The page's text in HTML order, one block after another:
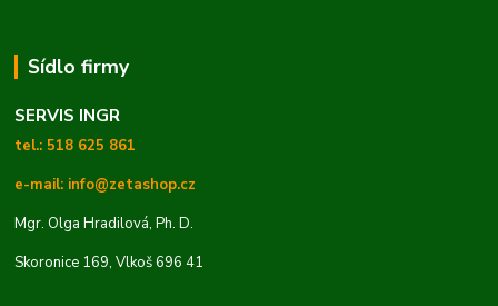
Sídlo firmy
SERVIS INGR
tel.: 518 625 861
e-mail: info@zetashop.cz
Mgr. Olga Hradilová, Ph. D.
Skoronice 169, Vlkoš 696 41